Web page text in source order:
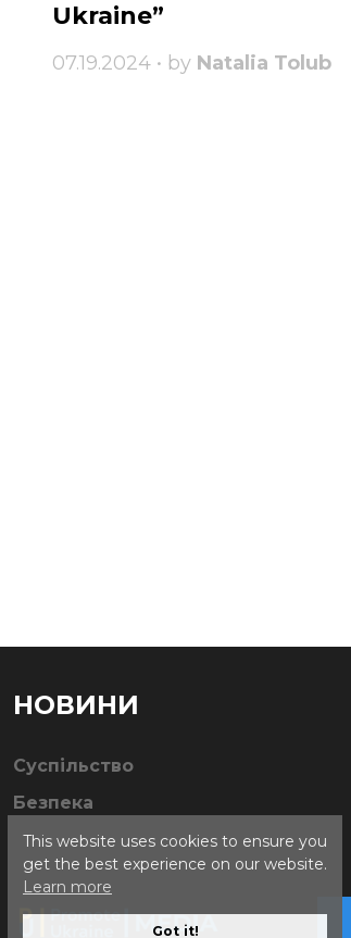
This website uses cookies to ensure you
get the best experience on our website.
Learn more
Got it!
Ukraine”
07.19.2024 • by Natalia Tolub
НОВИНИ
Суспільство
Безпека